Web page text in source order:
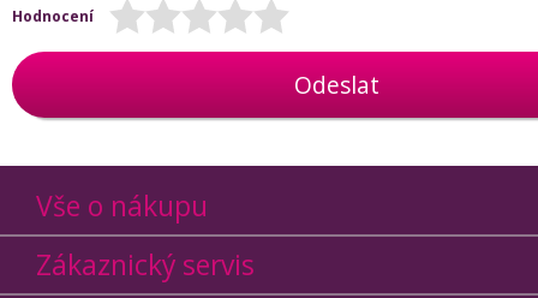
Hodnocení
Odeslat
Vše o nákupu
Zákaznický servis